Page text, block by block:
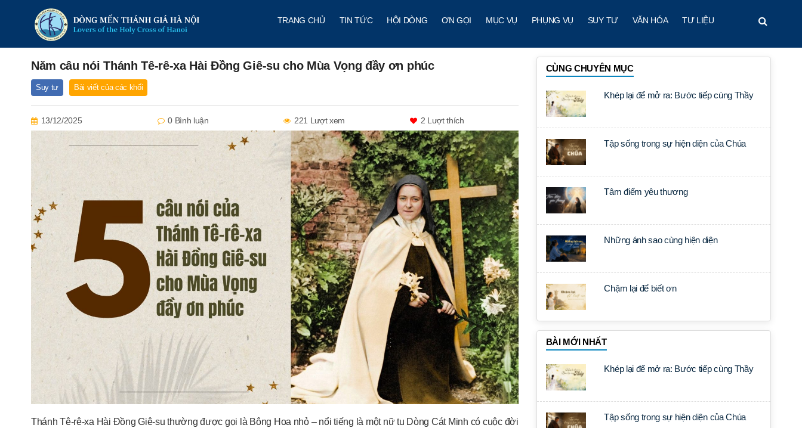
TRANG CHỦ TIN TỨC HỘI DÒNG ƠN GỌI MỤC VỤ PHỤNG VỤ SUY TƯ VĂN HÓA TƯ LIỆU
Năm câu nói Thánh Tê-rê-xa Hài Đồng Giê-su cho Mùa Vọng đầy ơn phúc
Suy tư Bài viết của các khối
13/12/2025 0 Bình luận 221 Lượt xem 2 Lượt thích
Thánh Tê-rê-xa Hài Đồng Giê-su thường được gọi là Bông Hoa nhỏ – nổi tiếng là một nữ tu Dòng Cát Minh có cuộc đời
CÙNG CHUYÊN MỤC
Khép lại để mở ra: Bước tiếp cùng Thầy
Tập sống trong sự hiện diện của Chúa
Tâm điểm yêu thương
Những ánh sao cùng hiện diện
Chậm lại để biết ơn
BÀI MỚI NHẤT
Khép lại để mở ra: Bước tiếp cùng Thầy
Tập sống trong sự hiện diện của Chúa